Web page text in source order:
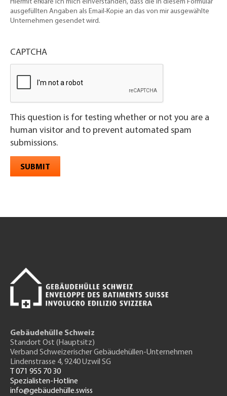
Hiermit erkläre ich mich einverstanden, dass die in diesem Formular
ausgefüllten Angaben als Email-Kopie an das von mir ausgewählte
Unternehmen gesendet wird.
CAPTCHA
This question is for testing whether or not you are a
human visitor and to prevent automated spam
submissions.
SUBMIT
Gebäudehülle Schweiz
Standort Ost (Hauptsitz)
Verband Schweizerischer Gebäudehüllen-Unternehmen
Lindenstrasse 4, 9240 Uzwil SG
T 071 955 70 30
Spezialisten-Hotline
info@gebäudehülle.swiss